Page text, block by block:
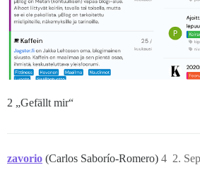
2 „Gefällt mir“
zavorio (Carlos Saborío-Romero) 2.
4